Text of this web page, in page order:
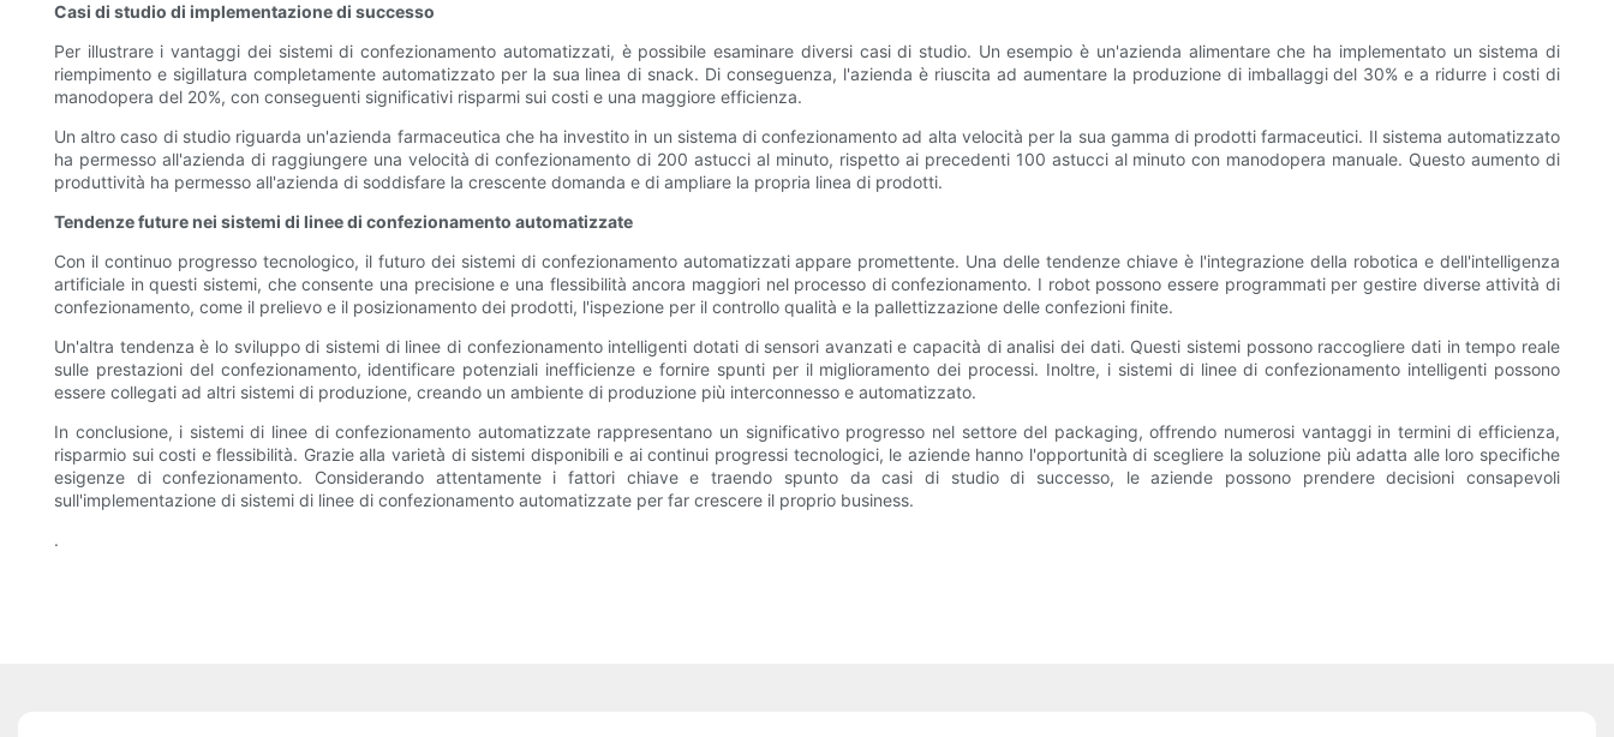
Casi di studio di implementazione di successo
Per illustrare i vantaggi dei sistemi di confezionamento automatizzati, è possibile esaminare diversi casi di studio. Un esempio è un'azienda alimentare che ha implementato un sistema di
riempimento e sigillatura completamente automatizzato per la sua linea di snack. Di conseguenza, l'azienda è riuscita ad aumentare la produzione di imballaggi del 30% e a ridurre i costi di
manodopera del 20%, con conseguenti significativi risparmi sui costi e una maggiore efficienza.
Un altro caso di studio riguarda un'azienda farmaceutica che ha investito in un sistema di confezionamento ad alta velocità per la sua gamma di prodotti farmaceutici. Il sistema automatizzato
ha permesso all'azienda di raggiungere una velocità di confezionamento di 200 astucci al minuto, rispetto ai precedenti 100 astucci al minuto con manodopera manuale. Questo aumento di
produttività ha permesso all'azienda di soddisfare la crescente domanda e di ampliare la propria linea di prodotti.
Tendenze future nei sistemi di linee di confezionamento automatizzate
Con il continuo progresso tecnologico, il futuro dei sistemi di confezionamento automatizzati appare promettente. Una delle tendenze chiave è l'integrazione della robotica e dell'intelligenza
artificiale in questi sistemi, che consente una precisione e una flessibilità ancora maggiori nel processo di confezionamento. I robot possono essere programmati per gestire diverse attività di
confezionamento, come il prelievo e il posizionamento dei prodotti, l'ispezione per il controllo qualità e la pallettizzazione delle confezioni finite.
Un'altra tendenza è lo sviluppo di sistemi di linee di confezionamento intelligenti dotati di sensori avanzati e capacità di analisi dei dati. Questi sistemi possono raccogliere dati in tempo reale
sulle prestazioni del confezionamento, identificare potenziali inefficienze e fornire spunti per il miglioramento dei processi. Inoltre, i sistemi di linee di confezionamento intelligenti possono
essere collegati ad altri sistemi di produzione, creando un ambiente di produzione più interconnesso e automatizzato.
In conclusione, i sistemi di linee di confezionamento automatizzate rappresentano un significativo progresso nel settore del packaging, offrendo numerosi vantaggi in termini di efficienza,
risparmio sui costi e flessibilità. Grazie alla varietà di sistemi disponibili e ai continui progressi tecnologici, le aziende hanno l'opportunità di scegliere la soluzione più adatta alle loro specifiche
esigenze di confezionamento. Considerando attentamente i fattori chiave e traendo spunto da casi di studio di successo, le aziende possono prendere decisioni consapevoli
sull'implementazione di sistemi di linee di confezionamento automatizzate per far crescere il proprio business.
.